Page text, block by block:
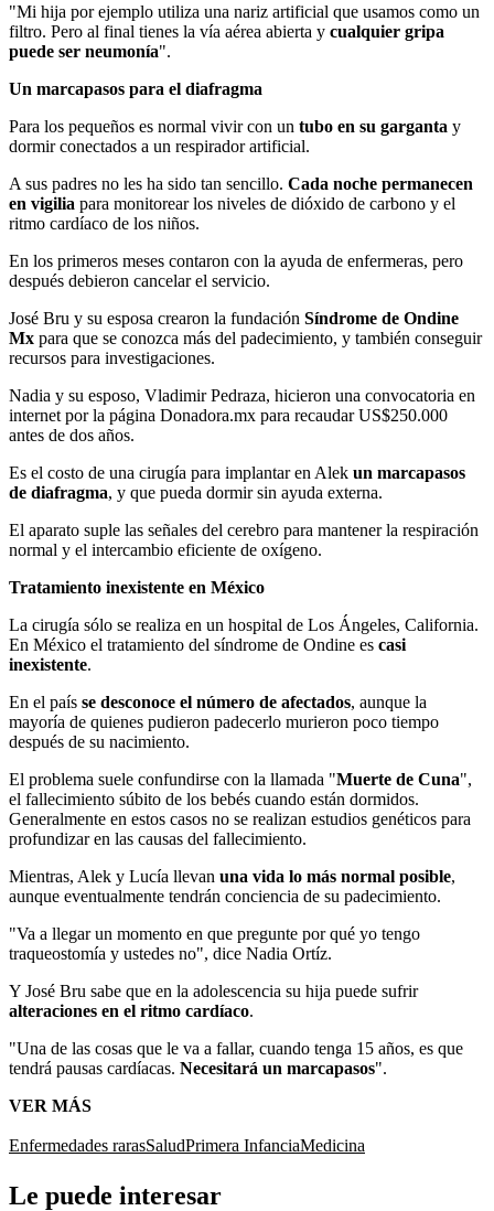
"Mi hija por ejemplo utiliza una nariz artificial que usamos como un
filtro. Pero al final tienes la vía aérea abierta y cualquier gripa
puede ser neumonía".
Un marcapasos para el diafragma
Para los pequeños es normal vivir con un tubo en su garganta y
dormir conectados a un respirador artificial.
A sus padres no les ha sido tan sencillo. Cada noche permanecen
en vigilia para monitorear los niveles de dióxido de carbono y el
ritmo cardíaco de los niños.
En los primeros meses contaron con la ayuda de enfermeras, pero
después debieron cancelar el servicio.
José Bru y su esposa crearon la fundación Síndrome de Ondine
Mx para que se conozca más del padecimiento, y también conseguir
recursos para investigaciones.
Nadia y su esposo, Vladimir Pedraza, hicieron una convocatoria en
internet por la página Donadora.mx para recaudar US$250.000
antes de dos años.
Es el costo de una cirugía para implantar en Alek un marcapasos
de diafragma, y que pueda dormir sin ayuda externa.
El aparato suple las señales del cerebro para mantener la respiración
normal y el intercambio eficiente de oxígeno.
Tratamiento inexistente en México
La cirugía sólo se realiza en un hospital de Los Ángeles, California.
En México el tratamiento del síndrome de Ondine es casi
inexistente.
En el país se desconoce el número de afectados, aunque la
mayoría de quienes pudieron padecerlo murieron poco tiempo
después de su nacimiento.
El problema suele confundirse con la llamada "Muerte de Cuna",
el fallecimiento súbito de los bebés cuando están dormidos.
Generalmente en estos casos no se realizan estudios genéticos para
profundizar en las causas del fallecimiento.
Mientras, Alek y Lucía llevan una vida lo más normal posible,
aunque eventualmente tendrán conciencia de su padecimiento.
"Va a llegar un momento en que pregunte por qué yo tengo
traqueostomía y ustedes no", dice Nadia Ortíz.
Y José Bru sabe que en la adolescencia su hija puede sufrir
alteraciones en el ritmo cardíaco.
"Una de las cosas que le va a fallar, cuando tenga 15 años, es que
tendrá pausas cardíacas. Necesitará un marcapasos".
VER MÁS
Enfermedades rarasSaludPrimera InfanciaMedicina
Le puede interesar